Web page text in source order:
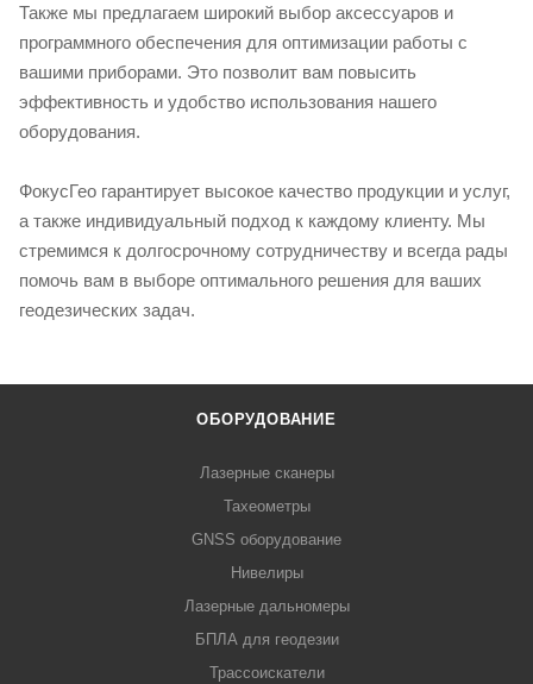
Также мы предлагаем широкий выбор аксессуаров и
программного обеспечения для оптимизации работы с
вашими приборами. Это позволит вам повысить
эффективность и удобство использования нашего
оборудования.
ФокусГео гарантирует высокое качество продукции и услуг,
а также индивидуальный подход к каждому клиенту. Мы
стремимся к долгосрочному сотрудничеству и всегда рады
помочь вам в выборе оптимального решения для ваших
геодезических задач.
ОБОРУДОВАНИЕ
Лазерные сканеры
Тахеометры
GNSS оборудование
Нивелиры
Лазерные дальномеры
БПЛА для геодезии
Трассоискатели